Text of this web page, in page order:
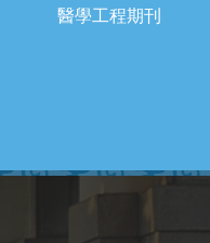
醫學工程期刊